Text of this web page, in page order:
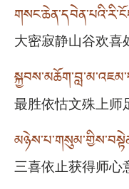
大密寂静山谷欢喜
最胜依怙文殊上师
三喜依止获得师心